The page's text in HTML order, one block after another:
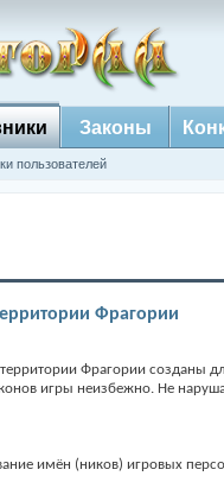
пользователей
Законы
Фрагории
Фрагории созданы
игры неизбежно. Не
имён (ников) игровых